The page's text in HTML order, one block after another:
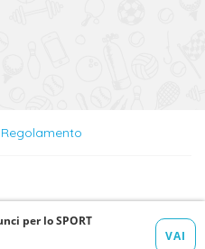
Regolamento